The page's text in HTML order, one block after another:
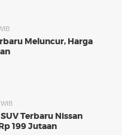
Meluncur, Harga
Terbaru Nissan
199 Jutaan